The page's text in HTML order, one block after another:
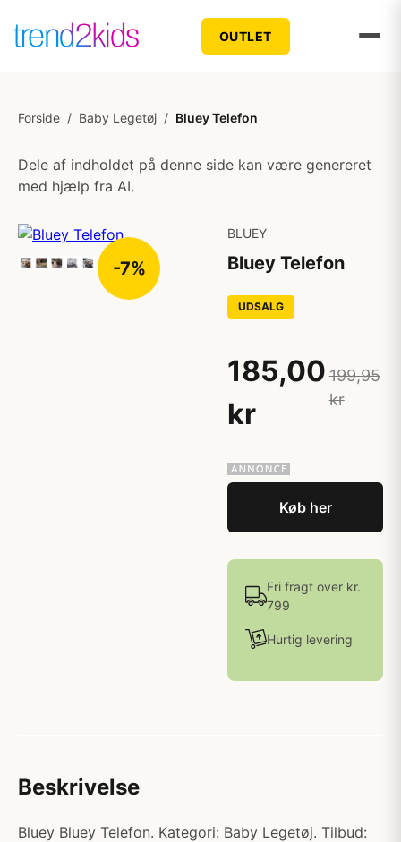
OUTLET
Forside / Baby Legetøj / Bluey Telefon
Dele af indholdet på denne side kan være genereret
med hjælp fra AI.
-7%
BLUEY
Bluey Telefon
UDSALG
185,00
kr
199,95
kr
Køb her
Fri fragt over kr.
799
Hurtig levering
Beskrivelse
Bluey Bluey Telefon. Kategori: Baby Legetøj. Tilbud: